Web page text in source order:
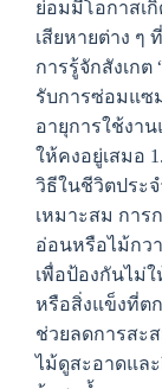
ย่อมมีโอกาสเ
เสียหายต่าง ๆ
การรู้จักสังเก
รับการซ่อมแซ
อายุการใช้งา
ให้คงอยู่เสมอ
วิธีในชีวิตประ
เหมาะสม การ
อ่อนหรือไม้กว
เพื่อป้องกันไม่
หรือสิ่งแข็งที่ต
ช่วยลดการสะ
ไม้ดูสะอาดแล